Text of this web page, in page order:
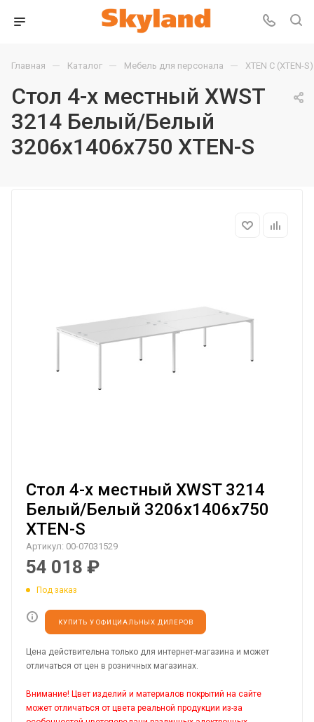
Главная — Каталог — Мебель для персонала — XTEN С (XTEN-S)
Стол 4-х местный XWST
3214 Белый/Белый
3206х1406х750 XTEN-S
Стол 4-х местный XWST 3214
Белый/Белый 3206х1406х750
XTEN-S
Артикул: 00-07031529
54 018 ₽
Под заказ
КУПИТЬ У ОФИЦИАЛЬНЫХ ДИЛЕРОВ
Цена действительна только для интернет-магазина и может
отличаться от цен в розничных магазинах.
Внимание! Цвет изделий и материалов покрытий на сайте
может отличаться от цвета реальной продукции из-за